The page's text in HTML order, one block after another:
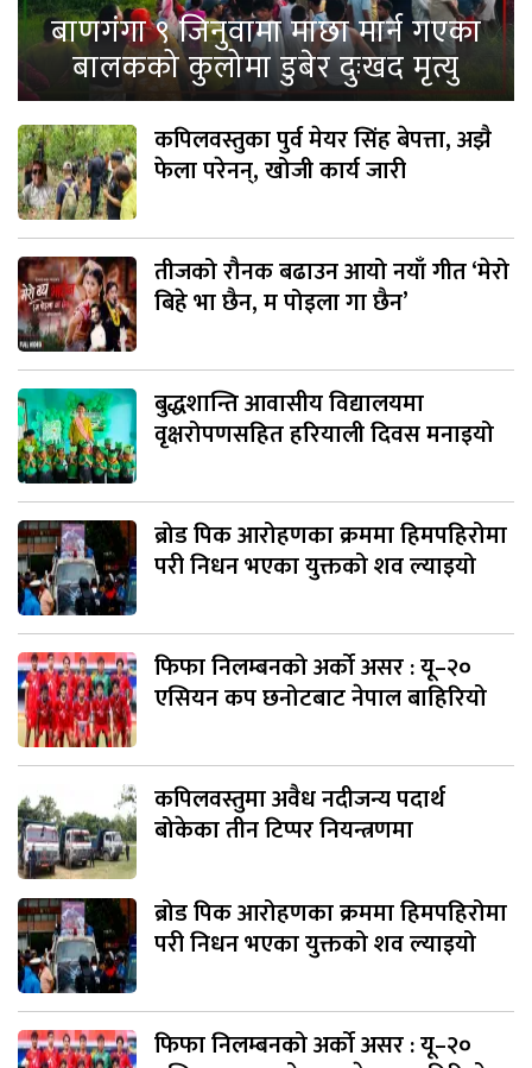
बाणगंगा ९ जिनुवामा माछा मार्न गएका
बालकको कुलोमा डुबेर दुःखद मृत्यु
कपिलवस्तुका पुर्व मेयर सिंह बेपत्ता, अझै
फेला परेनन्, खोजी कार्य जारी
तीजको रौनक बढाउन आयो नयाँ गीत ‘मेरो
बिहे भा छैन, म पोइला गा छैन’
बुद्धशान्ति आवासीय विद्यालयमा
वृक्षरोपणसहित हरियाली दिवस मनाइयो
ब्रोड पिक आरोहणका क्रममा हिमपहिरोमा
परी निधन भएका युक्तको शव ल्याइयो
फिफा निलम्बनको अर्को असर : यू–२०
एसियन कप छनोटबाट नेपाल बाहिरियो
कपिलवस्तुमा अवैध नदीजन्य पदार्थ
बोकेका तीन टिप्पर नियन्त्रणमा
ब्रोड पिक आरोहणका क्रममा हिमपहिरोमा
परी निधन भएका युक्तको शव ल्याइयो
फिफा निलम्बनको अर्को असर : यू–२०